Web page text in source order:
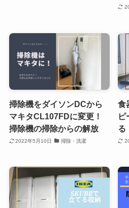
掃除機をダイソンDCから
マキタCL107FDに変更！
掃除機の掃除からの解放
2022年5月10日 掃除・洗濯
食
ピ
る